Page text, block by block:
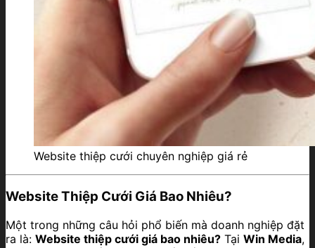
Website thiệp cưới chuyên nghiệp giá rẻ
Website Thiệp Cưới Giá Bao Nhiêu?
Một trong những câu hỏi phổ biến mà doanh nghiệp đặt
ra là: Website thiệp cưới giá bao nhiêu? Tại Win Media,